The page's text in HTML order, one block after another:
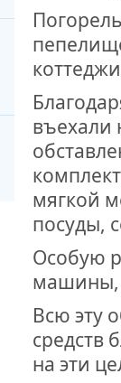
въехали
мягкой
посуды,
Особую
машины,
Всю эту
средств
на эти